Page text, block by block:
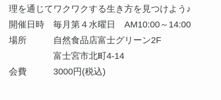
理を通じてワクワクする生き方を見つけよう♪
開催日時 毎月第４水曜日 AM10:00～14:00
場所 自然食品店富士グリーン2F
富士宮市北町4-14
会費 3000円(税込)